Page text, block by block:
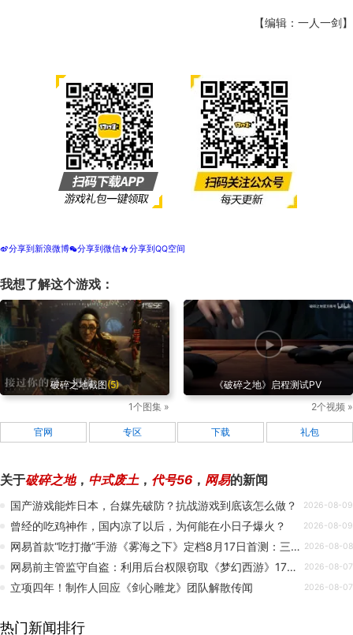
【编辑：一人一剑】
t分享到新浪微博w分享到微信z分享到QQ空间
我想了解这个游戏：
破碎之地截图(5)
1个图集 »
《破碎之地》启程测试PV
2个视频 »
官网 专区 下载 礼包
关于破碎之地， 中式废土， 代号56 ， 网易的新闻
国产游戏能炸日本，台媒先破防？抗战游戏到底该怎么做？ 2026-08-09
曾经的吃鸡神作，国内凉了以后，为何能在小日子爆火？ 2026-08-09
网易首款“吃打撤”手游《雾海之下》定档8月17日首测：三人小队狩猎魔物搜宝撤离 2026-08-08
网易前主管监守自盗：利用后台权限窃取《梦幻西游》171 个闲置账号，牟利 173 万元获三年缓刑 2026-08-07
立项四年！制作人回应《剑心雕龙》团队解散传闻 2026-08-07
热门新闻排行